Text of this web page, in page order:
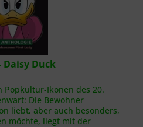
Daisy Duck
Popkultur-Ikonen des 20.
Die Bewohner
liebt, aber auch besonders,
möchte, liegt mit der